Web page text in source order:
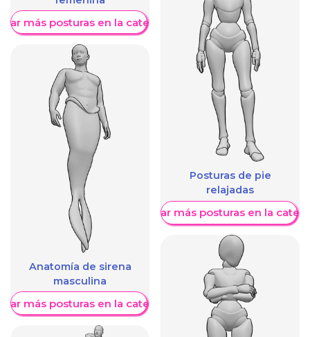
más posturas en la categoría
Anatomía de sirena
masculina
más posturas en la categoría
Posturas de pie
relajadas
Mostrar más posturas en la